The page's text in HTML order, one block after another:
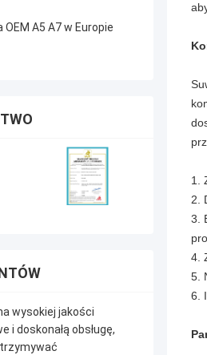
OEM A5 A7 w Europie
wysokiej jakości
i doskonałą obsługę,
1.
2.
3.
4.
5.
6.